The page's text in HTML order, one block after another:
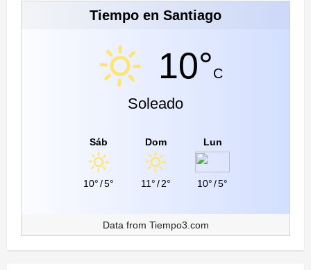
Tiempo en Santiago
10°C
Soleado
Sáb
10°/5°
Dom
11°/2°
Lun
10°/5°
Data from Tiempo3.com